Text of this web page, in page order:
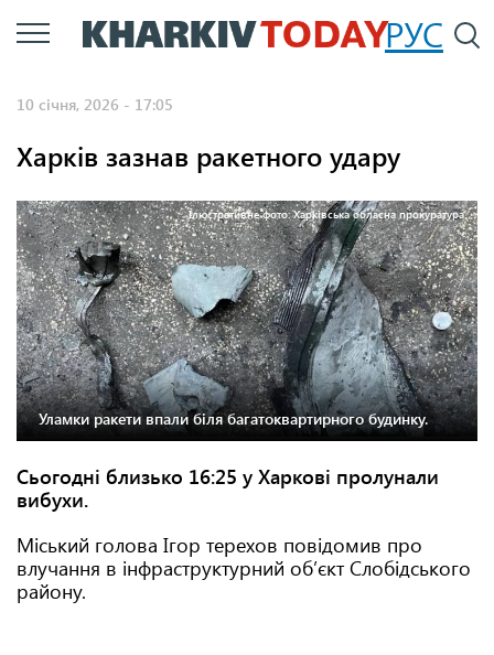
Перейти
до
РУС
10 січня, 2026 - 17:05
Харків зазнав ракетного удару
Ілюстративне фото: Харківська обласна прокуратура.
Уламки ракети впали біля багатоквартирного будинку.
Сьогодні близько 16:25 у Харкові пролунали
вибухи.
Міський голова Ігор терехов повідомив про
влучання в інфраструктурний обʼєкт Слобідського
району.